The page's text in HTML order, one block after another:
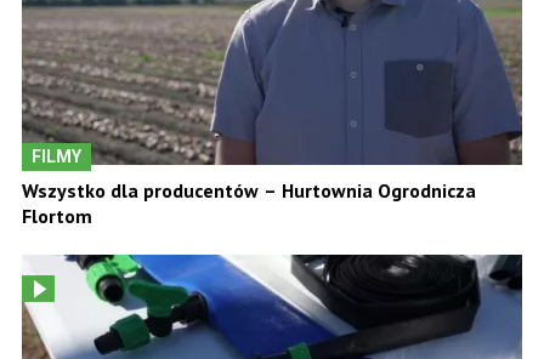
FILMY
Wszystko dla producentów – Hurtownia Ogrodnicza
Flortom